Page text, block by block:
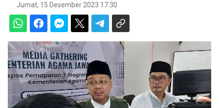
Jumat, 15 Desember 2023 17:30